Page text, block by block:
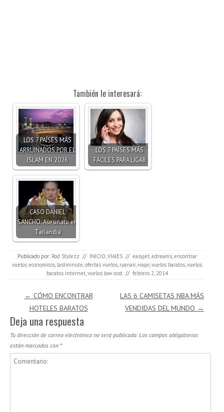
También le interesará:
LOS 7 PAÍSES MÁS
ARRUINADOS POR EL
ISLAM EN 2026
LOS 7 PAÍSES MÁS
FÁCILES PARA LIGAR
CASO DANIEL
SANCHO: Asesinato en
Tailandia
Publicado por: Rod Stylezz // INICIO,VIAJES // easyjet,edreams,encontrar
vuelos economicos, lastminute,ofertas vuelos, ryanair,viajar,vuelos baratos,vuelos
baratos internet,vuelos low cost // febrero 2, 2014
Navegación de entradas
← CÓMO ENCONTRAR
HOTELES BARATOS
LAS 6 CAMISETAS NBA MÁS
VENDIDAS DEL MUNDO →
Deja una respuesta
Tu dirección de correo electrónico no será publicada. Los campos obligatorios
están marcados con *